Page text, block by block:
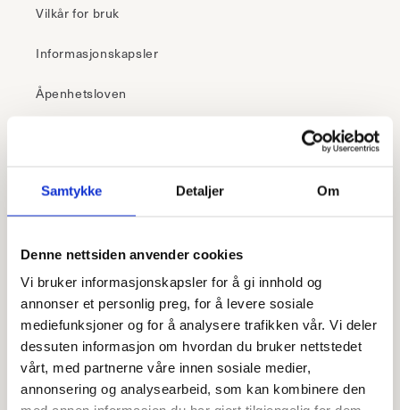
Samtykke Detaljer Om
Denne nettsiden anvender cookies
Vi bruker informasjonskapsler for å gi innhold og
annonser et personlig preg, for å levere sosiale
mediefunksjoner og for å analysere trafikken vår. Vi deler
dessuten informasjon om hvordan du bruker nettstedet
vårt, med partnerne våre innen sosiale medier,
annonsering og analysearbeid, som kan kombinere den
Vilkår for bruk
Informasjonskapsler
Åpenhetsloven
Klikk & hent
Frakt fra 99,-
Fri retur i butikk
Rask levering– 1-5 virkedager